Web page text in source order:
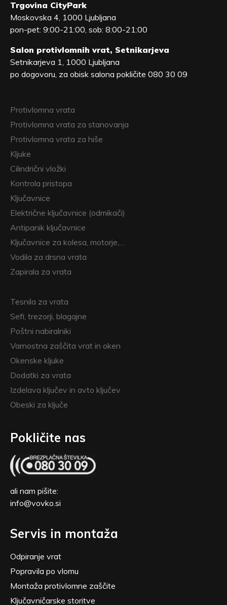
Trgovina CityPark
Moskovska 4, 1000 Ljubljana
pon-pet: 9:00-21:00, sob: 8:00-21:00
Salon protivlomnih vrat, Setnikarjeva
Setnikarjeva 1, 1000 Ljubljana
po dogovoru, za obisk salona pokličite 080 30 09
Protivlomna vrata
Protivlomna vrata za stanovanja
Protivlomna vrata za hiše
Kljuke
Cilindrični vložki
Kontrola pristopa
Ključavnice
Električne ključavnice (odmikači)
Antipanik ključavnice
Ključavnice za kolesa, motorje,…
Vodila za drsna vrata
Zapirala za vrata
Tesnila za vrata
Sefi, trezorji, blagajne
Poštni nabiralniki
Varnostna zaščita vrat in oken
Okenske kljuke
Dodatki za vrata
Izdelava ključev in avto ključev
Obeski za ključe
Pokličite nas
ali nam pišite:
info@vovko.si
Servis in montaža
Odpiranje vrat
Popravila po vlomu
Montaža protivlomne zaščite
Ključavničarske storitve